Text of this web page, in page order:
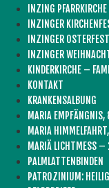
INZING PFARRKIRCHE
INZINGER
INZINGER
INZINGER
KINDERKIRCHE –
KONTAKT
KRANKENSALBUNG
MARIA EMPFÄNGNIS,
MARIA
MARIÄ LICHTMESS –
PALMLATTENBINDEN
PATROZINIUM: